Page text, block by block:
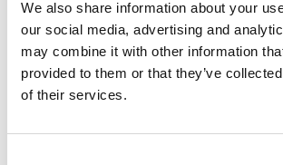
We also share information about your
our social media, advertising and
may combine it with other information
provided to them or that they’ve
of their services.
beroemde schaatsers. We moesten
pionnen en olifantenoren maken. Ik vond
om te doen.” Femke Kok vervolgt: “De
heel enthousiast mee aan de clinic van
Het is mooi dat we middels deze clinics